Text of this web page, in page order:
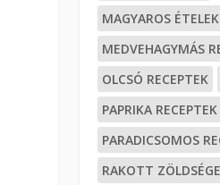
MAGYAROS ÉTELEK
MEDVEHAGYMÁS
OLCSÓ RECEPTEK
PAPRIKA RECEPTEK
PARADICSOMOS
RAKOTT